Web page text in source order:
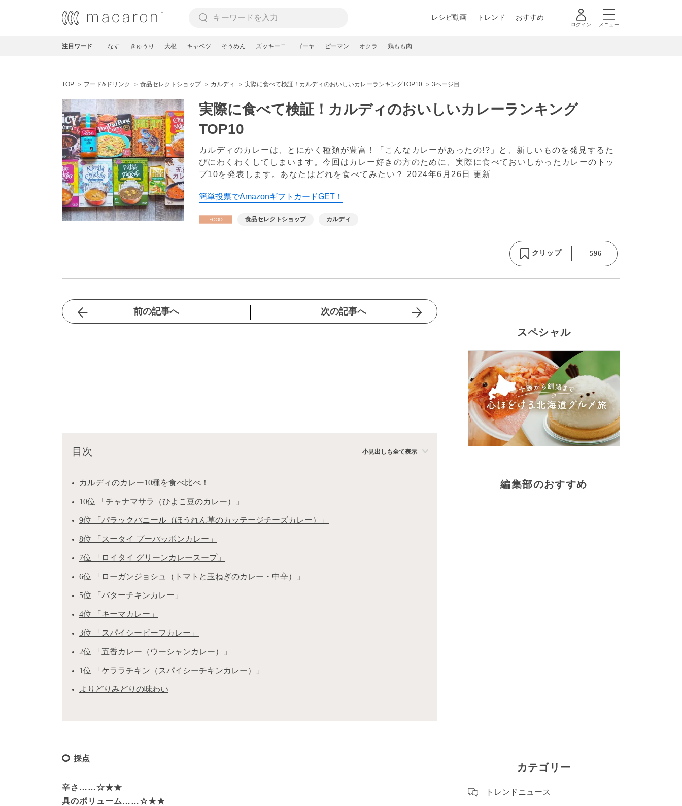
レシピ動画 トレンド おすすめ
ログイン メニュー
注目ワード なす きゅうり 大根 キャベツ そうめん ズッキーニ ゴーヤ ピーマン オクラ 鶏もも肉
TOP フード&ドリンク 食品セレクトショップ カルディ 実際に食べて検証！カルディのおいしいカレーランキングTOP10 3ページ目
実際に食べて検証！カルディのおいしいカレーランキング
TOP10
カルディのカレーは、とにかく種類が豊富！「こんなカレーがあったの!?」と、新しいものを発見するた
びにわくわくしてしまいます。今回はカレー好きの方のために、実際に食べておいしかったカレーのトッ
プ10を発表します。あなたはどれを食べてみたい？ 2024年6月26日 更新
簡単投票でAmazonギフトカードGET！
食品セレクトショップ カルディ
クリップ 596
前の記事へ 次の記事へ
目次 小見出しも全て表示
カルディのカレー10種を食べ比べ！
10位 「チャナマサラ（ひよこ豆のカレー）」
9位 「パラックパニール（ほうれん草のカッテージチーズカレー）」
8位 「スータイ プーパッポンカレー」
7位 「ロイタイ グリーンカレースープ」
6位 「ローガンジョシュ（トマトと玉ねぎのカレー・中辛）」
5位 「バターチキンカレー」
4位 「キーマカレー」
3位 「スパイシービーフカレー」
2位 「五香カレー（ウーシャンカレー）」
1位 「ケララチキン（スパイシーチキンカレー）」
よりどりみどりの味わい
採点
辛さ……☆★★
具のボリューム……☆★★
スペシャル
編集部のおすすめ
カテゴリー
トレンドニュース